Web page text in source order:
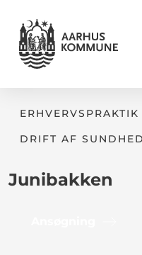
ERHVERVSPRAKTIK
DRIFT AF
Junibakken